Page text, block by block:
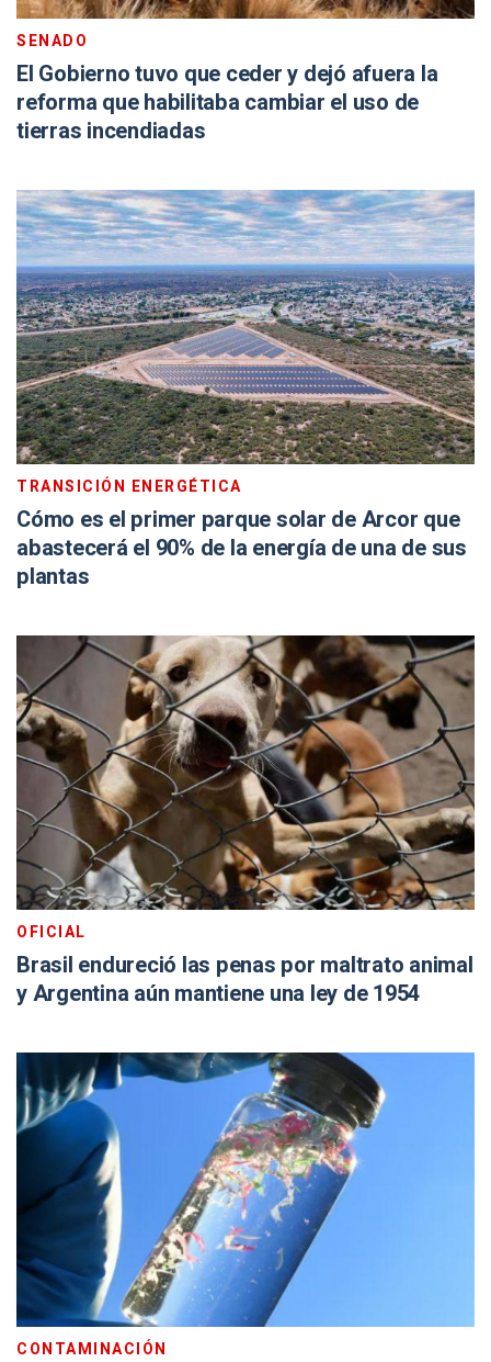
SENADO
El Gobierno tuvo que ceder y dejó afuera la
reforma que habilitaba cambiar el uso de
tierras incendiadas
TRANSICIÓN ENERGÉTICA
Cómo es el primer parque solar de Arcor que
abastecerá el 90% de la energía de una de sus
plantas
OFICIAL
Brasil endureció las penas por maltrato animal
y Argentina aún mantiene una ley de 1954
CONTAMINACIÓN